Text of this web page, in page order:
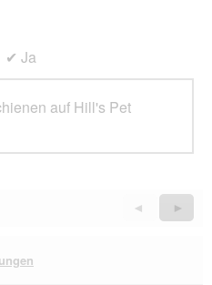
✔ Ja
auf Hill's Pet
Zurück
Reviews
◄
Weiter
►